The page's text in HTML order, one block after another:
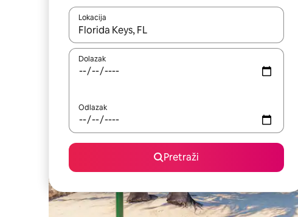
Lokacija
Kad rezultati budu dostupni, krećite se gore i dolje
Dolazak
Odlazak
Pretraži